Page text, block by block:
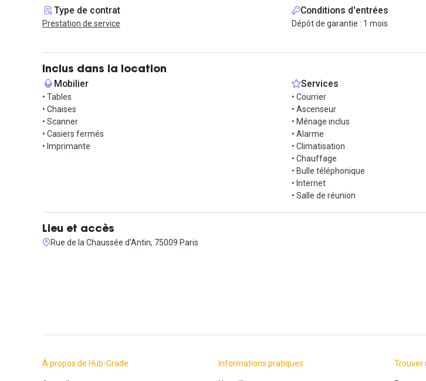
- Casier sécurisé individuel
- Accès espace détente équipe
Type de contrat
Prestation de service
Conditions d'entrées
Dépôt de garantie : 1 mois
Inclus dans la location
Mobilier
• Tables
• Chaises
• Scanner
• Casiers fermés
• Imprimante
Services
• Courrier
• Ascenseur
• Ménage inclus
• Alarme
• Climatisation
• Chauffage
• Bulle téléphonique
• Internet
• Salle de réunion
Lieu et accès
Rue de la Chaussée d'Antin, 75009 Paris
À propos de Hub-Grade Informations pratiques Trouver